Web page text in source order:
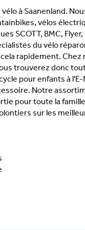
à Saanenland.
vélos
SCOTT, BMC,
du vélo
rapidement. Chez
trouverez donc
pour enfants à
Notre
pour toute la
sur les